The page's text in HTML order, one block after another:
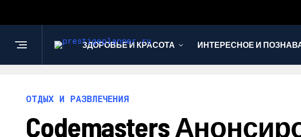
ЗДОРОВЬЕ И КРАСОТА ИНТЕРЕСНОЕ И
ОТДЫХ И РАЗВЛЕЧЕНИЯ
Codemasters